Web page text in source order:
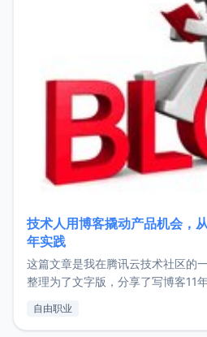
技术人用博客撬动产品机会，
年实践
这篇文章是我在腾讯云技术社区的
整理为了文字版，分享了写博客11
了我的首个产品ImgURL的真实数
自由职业